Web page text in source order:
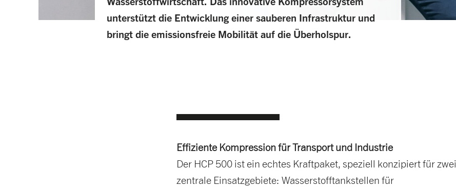
unterstützt die Entwicklung einer sauberen Infrastruktur und
bringt die emissionsfreie Mobilität auf die Überholspur.
Effiziente Kompression für Transport und Industrie
Der HCP 500 ist ein echtes Kraftpaket, speziell konzipiert für zwei
zentrale Einsatzgebiete: Wasserstofftankstellen für